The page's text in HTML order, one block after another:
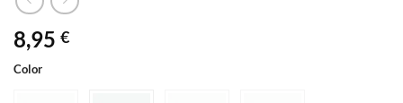
8,95 €
Color